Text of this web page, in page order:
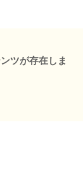
ツが存在しま